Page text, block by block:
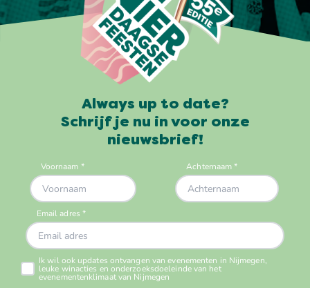
Always up to date?
Schrijf je nu in voor onze
nieuwsbrief!